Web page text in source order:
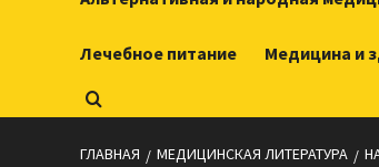
Лечебное питание Медицина и
ГЛАВНАЯ МЕДИЦИНСКАЯ ЛИТЕРАТУРА